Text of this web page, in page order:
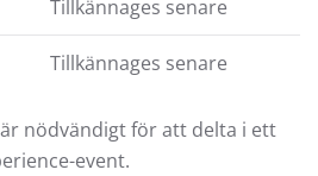
Tillkännages senare
Tillkännages senare
nödvändigt för att delta i ett
event.